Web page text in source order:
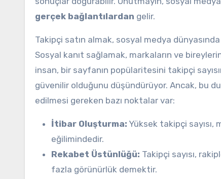
gerçek bağlantılardan gelir.
Takipçi satın almak, sosyal medya
Sosyal kanıt sağlamak, markaların ve
insan, bir sayfanın popülaritesini takipçi
güvenilir olduğunu düşündürüyor. Ancak, bu
edilmesi gereken bazı noktalar var:
İtibar Oluşturma: Yüksek takipçi sayısı,
eğilimindedir.
Rekabet Üstünlüğü: Takipçi sayısı,
fazla görünürlük demektir.